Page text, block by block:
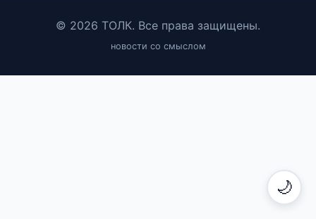
🌙
© 2026 ТОЛК. Все права защищены.
новости со смыслом